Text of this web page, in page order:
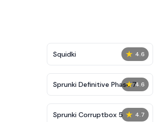
★ 4.6
Squidki
★ 4.6
Sprunki Definitive Phase 7
★ 4.7
Sprunki Corruptbox 5